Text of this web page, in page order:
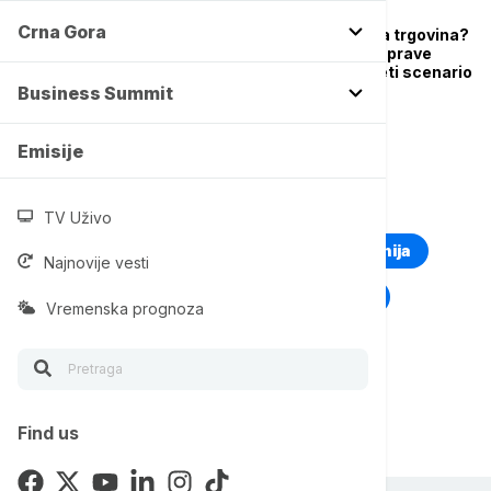
Crna Gora
Business Summit
Emisije
TV Uživo
Najnovije vesti
Vremenska prognoza
Find us
BIZNIS VESTI
Zašto "puca" globalna trgovina?
Ako Kina i Brisel ne naprave
kompromis, svetu preti scenario
TOP TAGOVI
Euronews Montenegro Kosovo i Metohija